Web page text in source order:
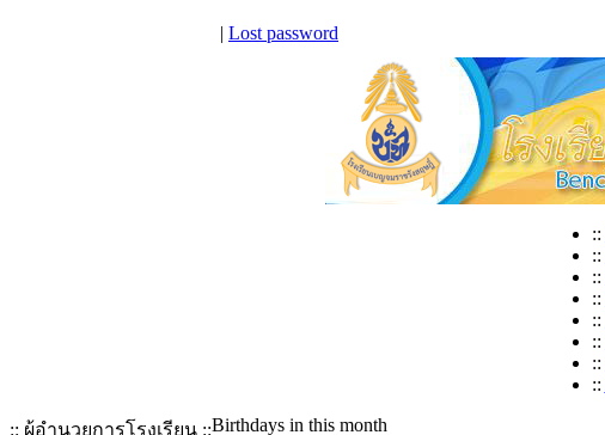
| Lost password
::
::
::
::
::
::
::
::
:: ผู้อำนวยการโรงเรียน ::Birthdays in this month